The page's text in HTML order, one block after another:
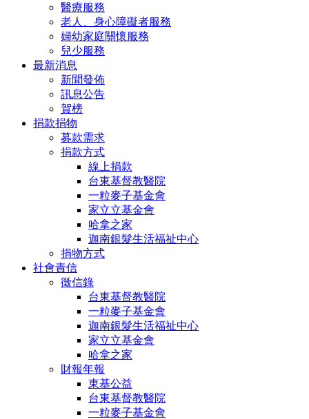
醫療服務
老人、身心障礙者服務
婦幼家庭關懷服務
兒少服務
最新消息
新聞發佈
訊息公告
賀榜
捐款捐物
募款需求
捐款方式
線上捐款
台東基督教醫院
一粒麥子基金會
家立立基金會
哈拿之家
迦南銀髮生活福祉中心
捐物方式
社會責信
徵信錄
台東基督教醫院
一粒麥子基金會
迦南銀髮生活福祉中心
家立立基金會
哈拿之家
財報年報
東基公益
台東基督教醫院
一粒麥子基金會